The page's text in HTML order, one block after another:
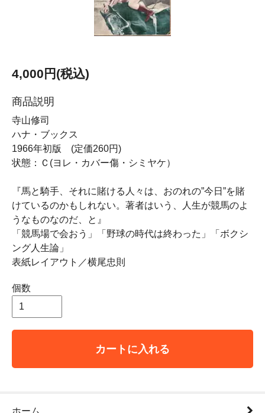
4,000円(税込)
商品説明
寺山修司
ハナ・ブックス
1966年初版 (定価260円)
状態：Ｃ(ヨレ・カバー傷・シミヤケ）
『馬と騎手、それに賭ける人々は、おのれの”今日”を賭
けているのかもしれない。著者はいう、人生が競馬のよ
うなものなのだ、と』
「競馬場で会おう」「野球の時代は終わった」「ボクシ
ング人生論」
表紙レイアウト／横尾忠則
個数
カートに入れる
ホーム